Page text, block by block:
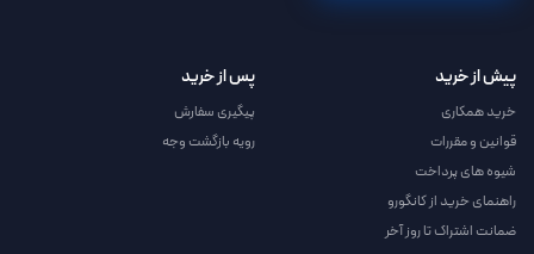
پیش از خرید
خرید همکاری
قوانین و مقررات
شیوه های پرداخت
راهنمای خرید از کانگورو
ضمانت اشتراک تا روز آخر
پس از خرید
پیگیری سفارش
رویه بازگشت وجه